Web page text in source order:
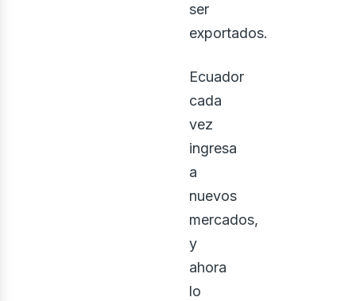
ser
exportados.
Ecuador
cada
vez
ingresa
a
nuevos
mercados,
y
ahora
lo